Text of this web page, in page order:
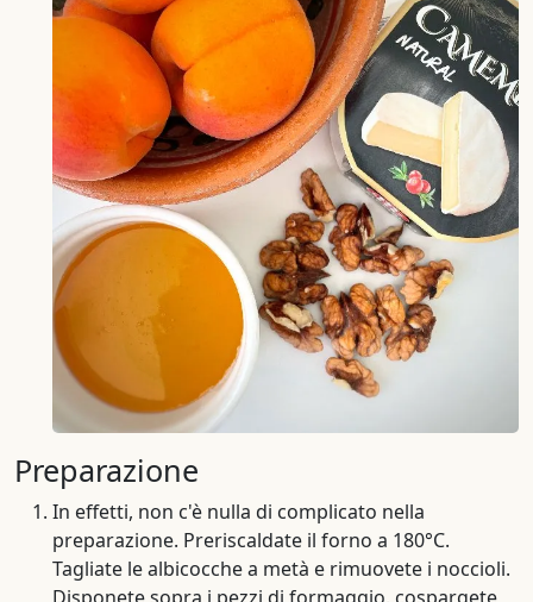
Preparazione
In effetti, non c'è nulla di complicato nella
preparazione. Preriscaldate il forno a 180°C.
Tagliate le albicocche a metà e rimuovete i noccioli.